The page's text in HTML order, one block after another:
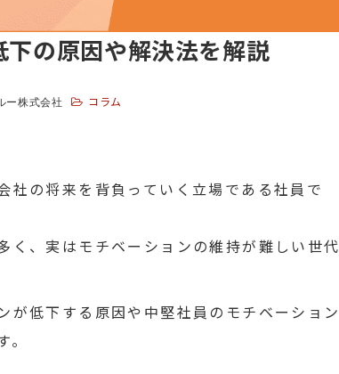
の原因や解決法を解説
ー株式会社
コラム
社の将来を背負っていく立場である社員で
く、実はモチベーションの維持が難しい世代
が低下する原因や中堅社員のモチベーション